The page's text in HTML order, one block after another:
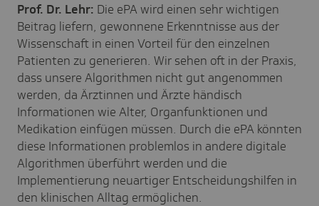
Prof. Dr. Lehr: Die ePA wird einen sehr wichtigen
Beitrag liefern, gewonnene Erkenntnisse aus der
Wissenschaft in einen Vorteil für den einzelnen
Patienten zu generieren. Wir sehen oft in der Praxis,
dass unsere Algorithmen nicht gut angenommen
werden, da Ärztinnen und Ärzte händisch
Informationen wie Alter, Organfunktionen und
Medikation einfügen müssen. Durch die ePA könnten
diese Informationen problemlos in andere digitale
Algorithmen überführt werden und die
Implementierung neuartiger Entscheidungshilfen in
den klinischen Alltag ermöglichen.